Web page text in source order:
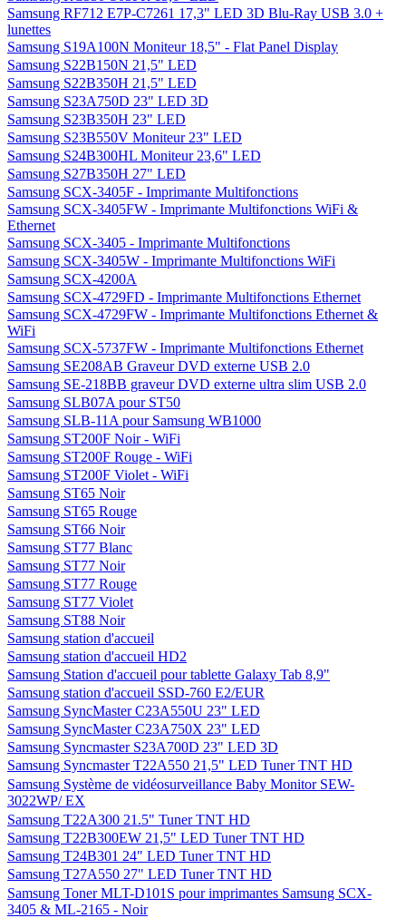
Samsung RF712 E7P-C7261 17,3" LED 3D Blu-Ray USB 3.0 +
lunettes
Samsung S19A100N Moniteur 18,5" - Flat Panel Display
Samsung S22B150N 21,5" LED
Samsung S22B350H 21,5" LED
Samsung S23A750D 23" LED 3D
Samsung S23B350H 23" LED
Samsung S23B550V Moniteur 23" LED
Samsung S24B300HL Moniteur 23,6" LED
Samsung S27B350H 27" LED
Samsung SCX-3405F - Imprimante Multifonctions
Samsung SCX-3405FW - Imprimante Multifonctions WiFi &
Ethernet
Samsung SCX-3405 - Imprimante Multifonctions
Samsung SCX-3405W - Imprimante Multifonctions WiFi
Samsung SCX-4200A
Samsung SCX-4729FD - Imprimante Multifonctions Ethernet
Samsung SCX-4729FW - Imprimante Multifonctions Ethernet &
WiFi
Samsung SCX-5737FW - Imprimante Multifonctions Ethernet
Samsung SE208AB Graveur DVD externe USB 2.0
Samsung SE-218BB graveur DVD externe ultra slim USB 2.0
Samsung SLB07A pour ST50
Samsung SLB-11A pour Samsung WB1000
Samsung ST200F Noir - WiFi
Samsung ST200F Rouge - WiFi
Samsung ST200F Violet - WiFi
Samsung ST65 Noir
Samsung ST65 Rouge
Samsung ST66 Noir
Samsung ST77 Blanc
Samsung ST77 Noir
Samsung ST77 Rouge
Samsung ST77 Violet
Samsung ST88 Noir
Samsung station d'accueil
Samsung station d'accueil HD2
Samsung Station d'accueil pour tablette Galaxy Tab 8,9"
Samsung station d'accueil SSD-760 E2/EUR
Samsung SyncMaster C23A550U 23" LED
Samsung SyncMaster C23A750X 23" LED
Samsung Syncmaster S23A700D 23" LED 3D
Samsung Syncmaster T22A550 21,5" LED Tuner TNT HD
Samsung Système de vidéosurveillance Baby Monitor SEW-
3022WP/ EX
Samsung T22A300 21.5" Tuner TNT HD
Samsung T22B300EW 21,5" LED Tuner TNT HD
Samsung T24B301 24" LED Tuner TNT HD
Samsung T27A550 27" LED Tuner TNT HD
Samsung Toner MLT-D101S pour imprimantes Samsung SCX-
3405 & ML-2165 - Noir